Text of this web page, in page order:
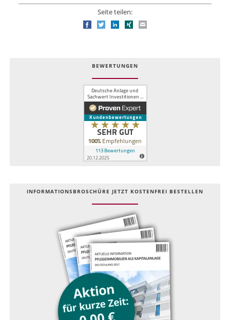
Seite teilen:
FacebookTwitterLinkedIn
Xing
BEWERTUNGEN
INFOR­MATIONS­BROSCHÜRE JETZT KOSTEN­FREI BESTELLEN